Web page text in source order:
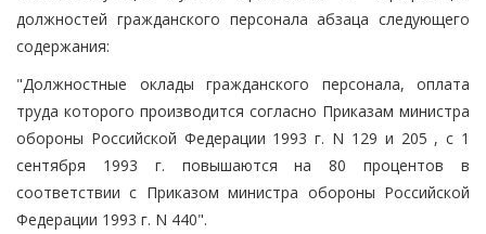
должностей гражданского персонала абзаца следующего
содержания:
"Должностные оклады гражданского персонала, оплата
труда которого производится согласно Приказам министра
обороны Российской Федерации 1993 г. N 129 и 205 , с 1
сентября 1993 г. повышаются на 80 процентов в
соответствии с Приказом министра обороны Российской
Федерации 1993 г. N 440".